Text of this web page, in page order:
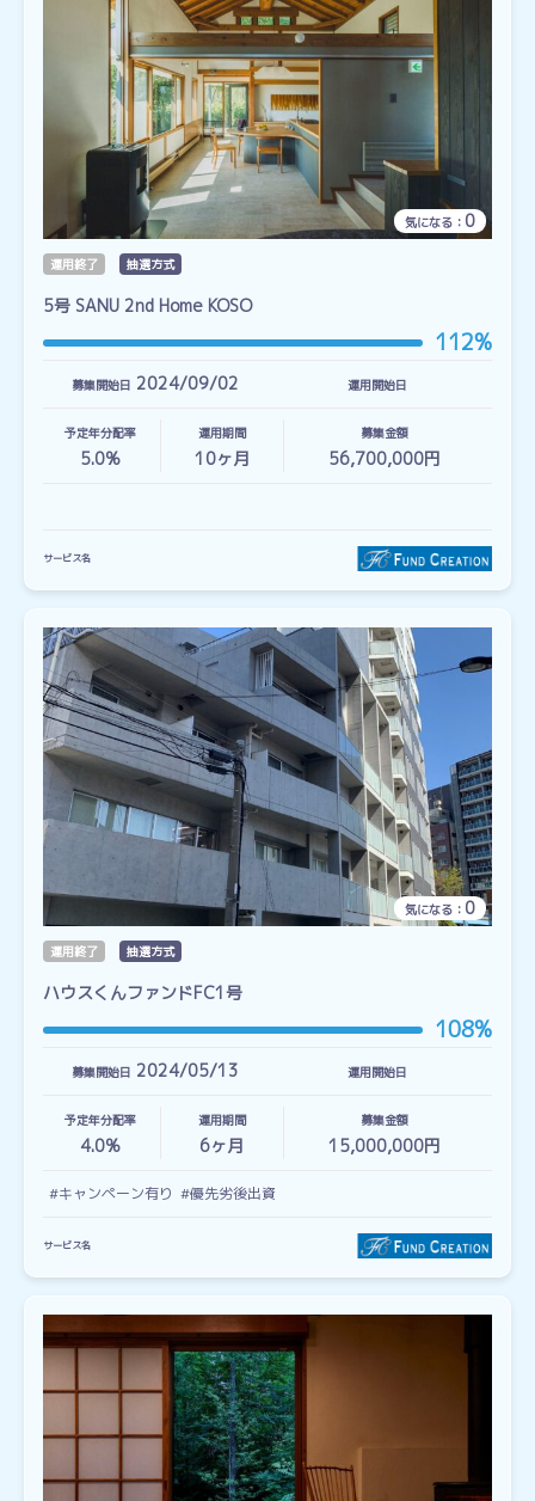
気になる： 0
運用終了 抽選方式
5号 SANU 2nd Home KOSO
112%
募集開始日 2024/09/02 運用開始日
予定年分配率
5.0%
運用期間
10ヶ月
募集金額
56,700,000円
サービス名
気になる： 0
運用終了 抽選方式
ハウスくんファンドFC1号
108%
募集開始日 2024/05/13 運用開始日
予定年分配率
4.0%
運用期間
6ヶ月
募集金額
15,000,000円
#キャンペーン有り #優先劣後出資
サービス名